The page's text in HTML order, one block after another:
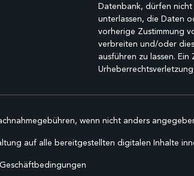
Datenbank, dürfen
unterlassen, die Daten
vorherige Zustimmung
verbreiten und/oder
ausführen zu lassen.
wenn nicht anders
auf alle bereitgestellten digitalen Inhalte
Geschäftbedingungen